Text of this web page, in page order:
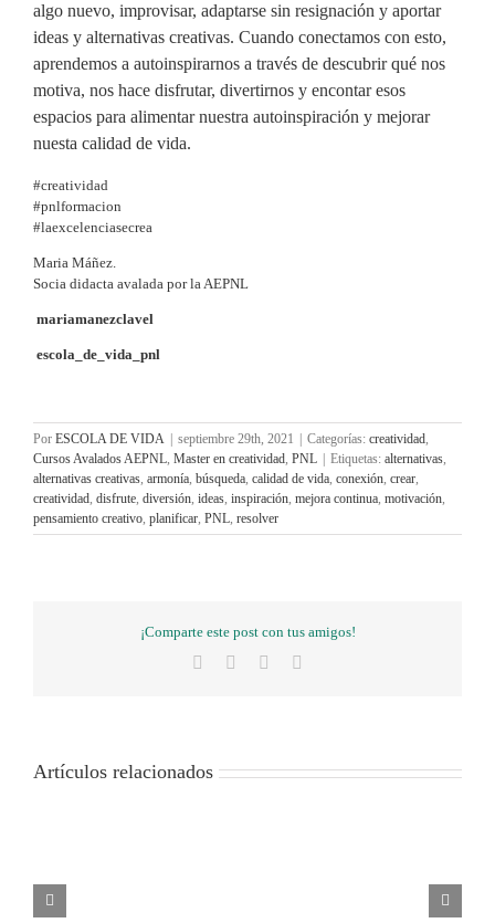
algo nuevo, improvisar, adaptarse sin resignación y aportar
ideas y alternativas creativas. Cuando conectamos con esto,
aprendemos a autoinspirarnos a través de descubrir qué nos
motiva, nos hace disfrutar, divertirnos y encontar esos
espacios para alimentar nuestra autoinspiración y mejorar
nuesta calidad de vida.
#creatividad
#pnlformacion
#laexcelenciasecrea
Maria Máñez.
Socia didacta avalada por laAEPNL
mariamanezclavel
escola_de_vida_pnl
Por ESCOLA DE VIDA septiembre 29th, 2021 Categorías: creatividad,
Cursos Avalados AEPNL, Master en creatividad, PNL Etiquetas: alternativas,
alternativas creativas, armonía, búsqueda, calidad de vida, conexión, crear,
creatividad, disfrute, diversión, ideas, inspiración, mejora continua, motivación,
pensamiento creativo, planificar, PNL, resolver
¡Comparte este post con tus amigos!
Facebook WhatsApp
Artículos relacionados
¿Tomas
La